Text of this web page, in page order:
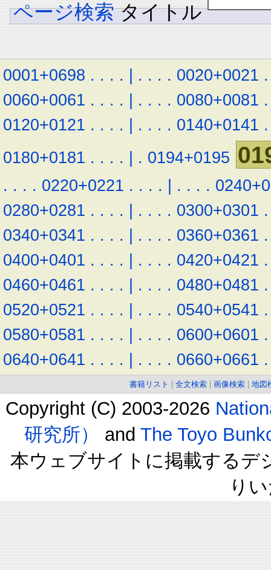
ページ検索 タイトル
0001+0698 . . . . | . . . . 0020+0021 .
0060+0061 . . . . | . . . . 0080+0081 .
0120+0121 . . . . | . . . . 0140+0141 .
0180+0181 . . . . | . 0194+0195
. . . . 0220+0221 . . . . | . . . .
0280+0281 . . . . | . . . . 0300+0301 .
0340+0341 . . . . | . . . . 0360+0361 .
0400+0401 . . . . | . . . . 0420+0421 .
0460+0461 . . . . | . . . . 0480+0481 .
0520+0521 . . . . | . . . . 0540+0541 .
0580+0581 . . . . | . . . . 0600+0601 .
0640+0641 . . . . | . . . . 0660+0661 .
書籍リスト 全文検索 画像検索 地図
Copyright (C) 2003-2026
研究所）
and The Toyo
本ウェブサイトに掲載するデ
り